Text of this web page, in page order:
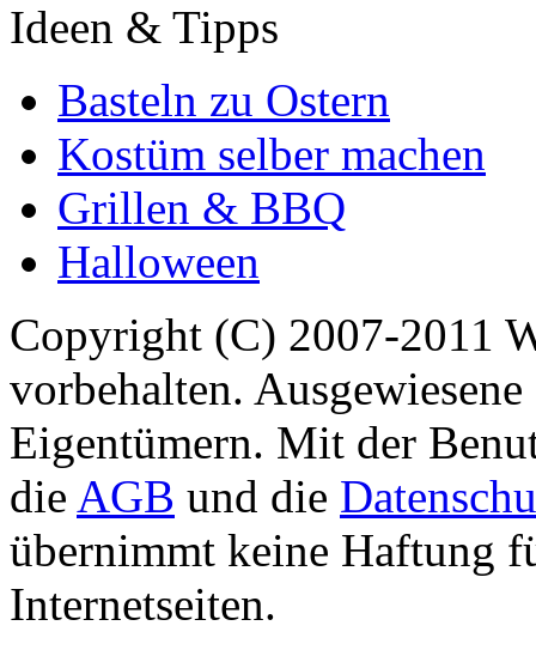
Ideen & Tipps
Basteln zu Ostern
Kostüm selber machen
Grillen & BBQ
Halloween
Copyright (C) 2007-2011
vorbehalten.
Eigentümern. Mit der
die AGB und die
übernimmt keine Haftung
Internetseiten.